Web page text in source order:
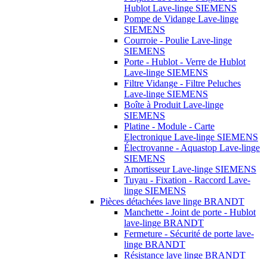
Hublot Lave-linge SIEMENS
Pompe de Vidange Lave-linge
SIEMENS
Courroie - Poulie Lave-linge
SIEMENS
Porte - Hublot - Verre de Hublot
Lave-linge SIEMENS
Filtre Vidange - Filtre Peluches
Lave-linge SIEMENS
Boîte à Produit Lave-linge
SIEMENS
Platine - Module - Carte
Electronique Lave-linge SIEMENS
Électrovanne - Aquastop Lave-linge
SIEMENS
Amortisseur Lave-linge SIEMENS
Tuyau - Fixation - Raccord Lave-
linge SIEMENS
Pièces détachées lave linge BRANDT
Manchette - Joint de porte - Hublot
lave-linge BRANDT
Fermeture - Sécurité de porte lave-
linge BRANDT
Résistance lave linge BRANDT